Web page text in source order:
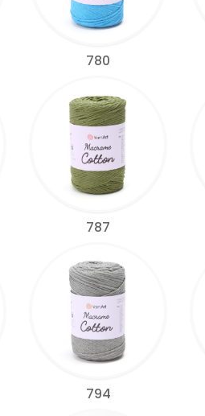
780
787
794